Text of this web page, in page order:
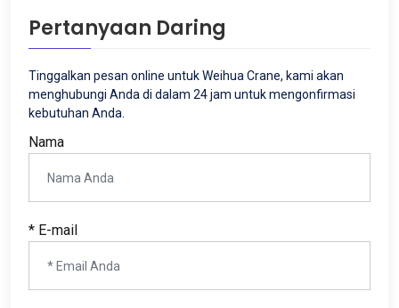
Pertanyaan Daring
Tinggalkan pesan online untuk Weihua Crane, kami akan
menghubungi Anda di dalam 24 jam untuk mengonfirmasi
kebutuhan Anda.
Nama
* E-mail